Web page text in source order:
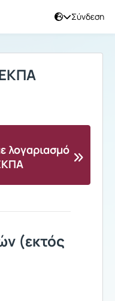
Σύνδεση
λογαριασμό
(εκτός